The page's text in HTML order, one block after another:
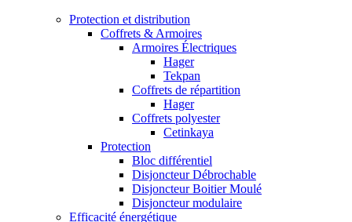
Protection et distribution
Coffrets & Armoires
Armoires Électriques
Hager
Tekpan
Coffrets de répartition
Hager
Coffrets polyester
Cetinkaya
Protection
Bloc différentiel
Disjoncteur Débrochable
Disjoncteur Boitier Moulé
Disjoncteur modulaire
Efficacité énergétique